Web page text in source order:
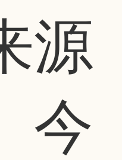
源
今